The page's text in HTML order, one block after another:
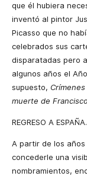
que él hubiera
inventó al pintor
Picasso que no
celebrados sus
disparatadas pero
algunos años el
supuesto,
muerte de
REGRESO A
A partir de los
concederle una
nombramientos,